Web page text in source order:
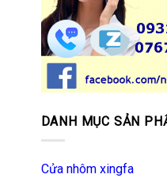
DANH MỤC SẢN
Cửa nhôm xingfa